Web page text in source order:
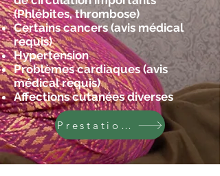
(Phlébites, thrombose)
Certains cancers (avis médical
requis)
Hypertension
Problèmes cardiaques (avis
médical requis)
Affections cutanées diverses
Prestations